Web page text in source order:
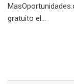
gratuito el…